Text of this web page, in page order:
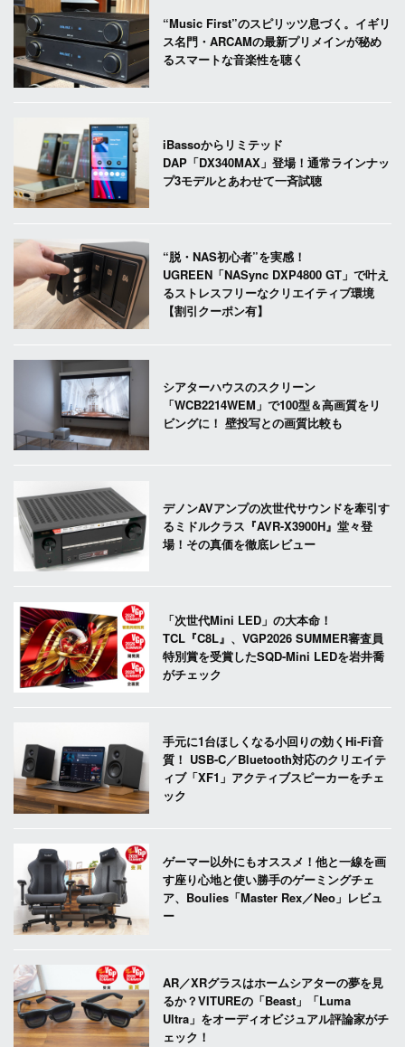
“Music First”のスピリッツ息づく。イギリ
ス名門・ARCAMの最新プリメインが秘め
るスマートな音楽性を聴く
iBassoからリミテッド
DAP「DX340MAX」登場！通常ラインナッ
プ3モデルとあわせて一斉試聴
“脱・NAS初心者”を実感！
UGREEN「NASync DXP4800 GT」で叶え
るストレスフリーなクリエイティブ環境
【割引クーポン有】
シアターハウスのスクリーン
「WCB2214WEM」で100型＆高画質をリ
ビングに！ 壁投写との画質比較も
デノンAVアンプの次世代サウンドを牽引す
るミドルクラス『AVR-X3900H』堂々登
場！その真価を徹底レビュー
「次世代Mini LED」の大本命！
TCL『C8L』、VGP2026 SUMMER審査員
特別賞を受賞したSQD-Mini LEDを岩井喬
がチェック
手元に1台ほしくなる小回りの効くHi-Fi音
質！ USB-C／Bluetooth対応のクリエイテ
ィブ「XF1」アクティブスピーカーをチェ
ック
ゲーマー以外にもオススメ！他と一線を画
す座り心地と使い勝手のゲーミングチェ
ア、Boulies「Master Rex／Neo」レビュ
ー
AR／XRグラスはホームシアターの夢を見
るか？VITUREの「Beast」「Luma
Ultra」をオーディオビジュアル評論家がチ
ェック！